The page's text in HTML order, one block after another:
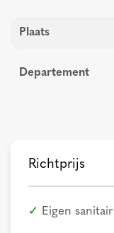
Plaats
Departement
Richtprijs
Eigen sanitair